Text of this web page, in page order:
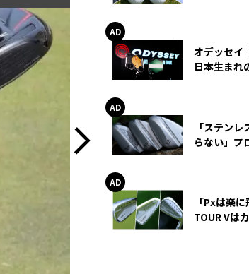
オデッセイ
日本生まれ
「ステン
らない」プ
「Pxは楽
TOUR Vは